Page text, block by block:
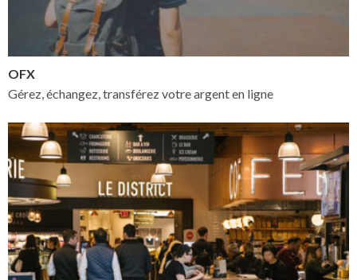
OFX
Gérez, échangez, transférez votre argent en ligne